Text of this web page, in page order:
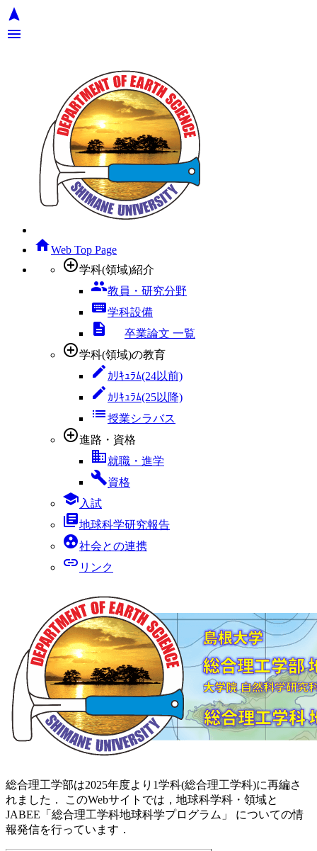
navigation
menu
homeWeb Top Page
add_circle_outline学科(領域)紹介
group教員・研究分野
keyboard学科設備
descriptions 卒業論文 一覧
add_circle_outline学科(領域)の教育
edit ｶﾘｷｭﾗﾑ(24以前)
edit ｶﾘｷｭﾗﾑ(25以降)
list授業シラバス
add_circle_outline進路・資格
business就職・進学
build資格
school 入試
library_books地球科学研究報告
group_work社会との連携
link リンク
総合理工学部は2025年度より1学科(総合理工学科)に再編さ
れました． このWebサイトでは，地球科学科・領域と
JABEE「総合理工学科地球科学プログラム」 についての情
報発信を行っています．